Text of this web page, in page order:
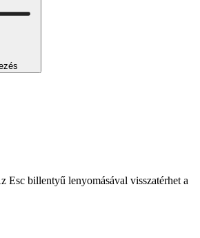
Esc billentyű lenyomásával visszatérhet a